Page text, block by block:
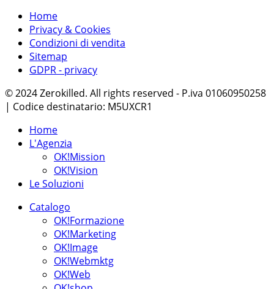
Home
Privacy & Cookies
Condizioni di vendita
Sitemap
GDPR - privacy
© 2024 Zerokilled. All rights reserved - P.iva 01060950258
| Codice destinatario: M5UXCR1
Home
L'Agenzia
OK!Mission
OK!Vision
Le Soluzioni
Catalogo
OK!Formazione
OK!Marketing
OK!Image
OK!Webmktg
OK!Web